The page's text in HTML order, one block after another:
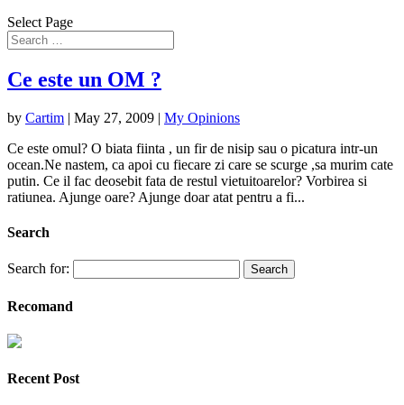
Select Page
Ce este un OM ?
by Cartim | May 27, 2009 | My Opinions
Ce este omul? O biata fiinta , un fir de nisip sau o picatura intr-un
ocean.Ne nastem, ca apoi cu fiecare zi care se scurge ,sa murim cate
putin. Ce il fac deosebit fata de restul vietuitoarelor? Vorbirea si
ratiunea. Ajunge oare? Ajunge doar atat pentru a fi...
Search
Search for:
Recomand
Recent Post